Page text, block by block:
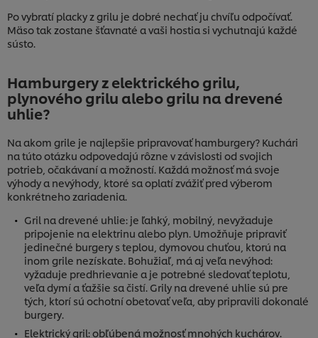
Po vybratí placky z grilu je dobré nechať ju chvíľu odpočívať.
Mäso tak zostane šťavnaté a vaši hostia si vychutnajú každé
sústo.
Hamburgery z elektrického grilu,
plynového grilu alebo grilu na drevené
uhlie?
Na akom grile je najlepšie pripravovať hamburgery? Kuchári
na túto otázku odpovedajú rôzne v závislosti od svojich
potrieb, očakávaní a možností. Každá možnosť má svoje
výhody a nevýhody, ktoré sa oplatí zvážiť pred výberom
konkrétneho zariadenia.
Gril na drevené uhlie: je ľahký, mobilný, nevyžaduje
pripojenie na elektrinu alebo plyn. Umožňuje pripraviť
jedinečné burgery s teplou, dymovou chuťou, ktorú na
inom grile nezískate. Bohužiaľ, má aj veľa nevýhod:
vyžaduje predhrievanie a je potrebné sledovať teplotu,
veľa dymí a ťažšie sa čistí. Grily na drevené uhlie sú pre
tých, ktorí sú ochotní obetovať veľa, aby pripravili dokonalé
burgery.
Elektrický gril: obľúbená možnosť mnohých kuchárov.